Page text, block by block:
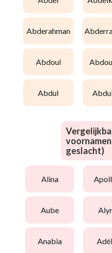
abderahman
abdoul
abdul
geslacht)
alina
aube
anabia